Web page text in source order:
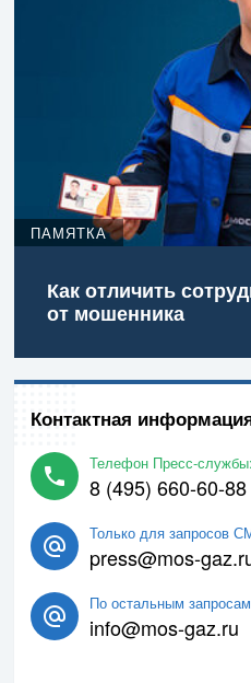
ПАМЯТКА
Как отличить
от мошенника
Контактная
Телефон Пресс-службы:
8 (495) 660-60-88
Только для запросов
press@mos-
По остальным
info@mos-gaz.ru